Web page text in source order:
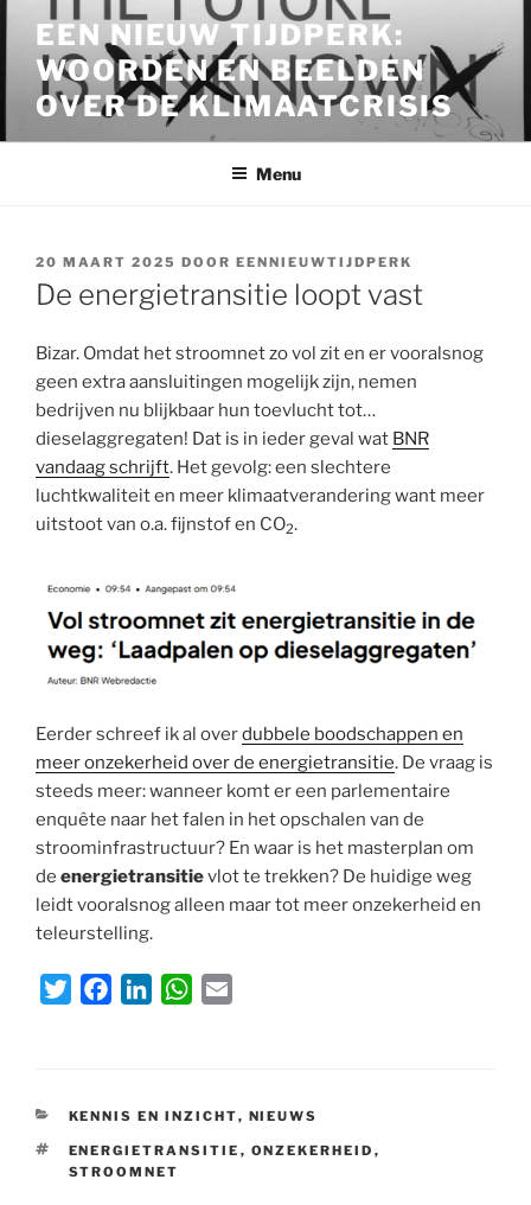
inhoud
EEN NIEUW TIJDPERK:
WOORDEN EN BEELDEN
OVER DE KLIMAATCRISIS
Menu
GEPLAATST
OP
20 MAART 2025 DOOR EENNIEUWTIJDPERK
De energietransitie loopt vast
Bizar. Omdat het stroomnet zo vol zit en er vooralsnog
geen extra aansluitingen mogelijk zijn, nemen
bedrijven nu blijkbaar hun toevlucht tot…
dieselaggregaten! Dat is in ieder geval wat BNR
vandaag schrijft. Het gevolg: een slechtere
luchtkwaliteit en meer klimaatverandering want meer
uitstoot van o.a. fijnstof en CO2.
Eerder schreef ik al overdubbele boodschappen en
meer onzekerheid over de energietransitie. De vraag is
steeds meer: wanneer komt er een parlementaire
enquête naar het falen in het opschalen van de
stroominfrastructuur? En waar is het masterplan om
de energietransitievlot te trekken? De huidige weg
leidt vooralsnog alleen maar tot meer onzekerheid en
teleurstelling.
t
e
r
b
o
o
e
d
I
W
s
A
l
CATEGORIEËN
KENNIS EN INZICHT, NIEUWS
TAGS
ENERGIETRANSITIE , ONZEKERHEID ,
STROOMNET